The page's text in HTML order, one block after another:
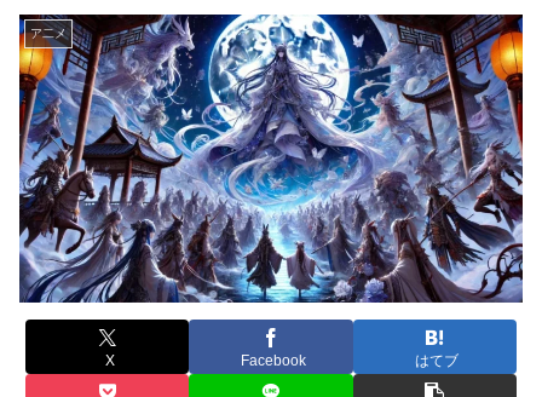
ア二メ
X Facebook はてブ